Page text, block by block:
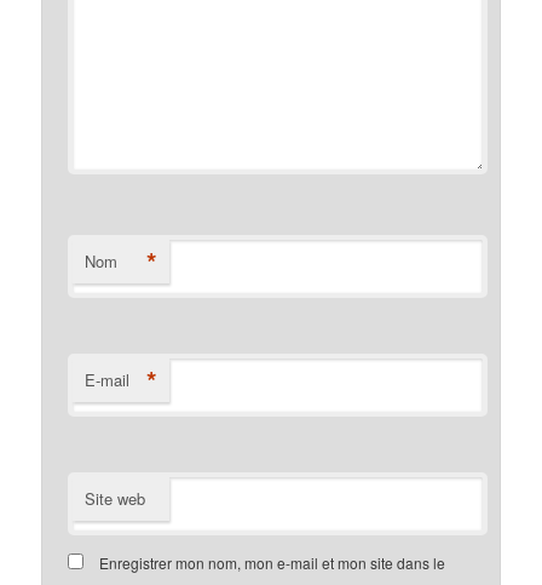
Nom *
E-mail *
Site web
Enregistrer mon nom, mon e-mail et mon site dans le